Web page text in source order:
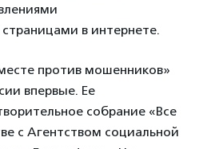
в интернете.
против мошенников»
впервые. Ее
собрание «Все
с Агентством социальной